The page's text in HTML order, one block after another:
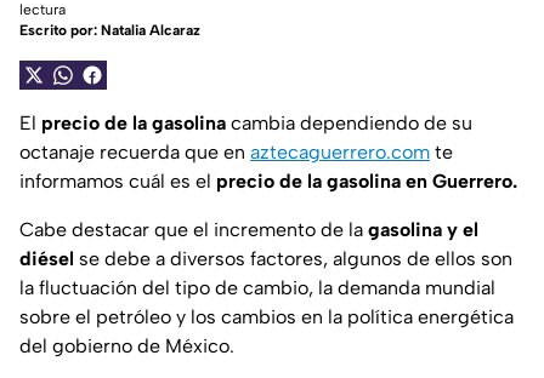
lectura
Escrito por: Natalia Alcaraz
El precio de la gasolina cambia dependiendo de su
octanaje recuerda que en aztecaguerrero.com te
informamos cuál es el precio de la gasolina en Guerrero.
Cabe destacar que el incremento de la gasolina y el
diésel se debe a diversos factores, algunos de ellos son
la fluctuación del tipo de cambio, la demanda mundial
sobre el petróleo y los cambios en la política energética
del gobierno de México.